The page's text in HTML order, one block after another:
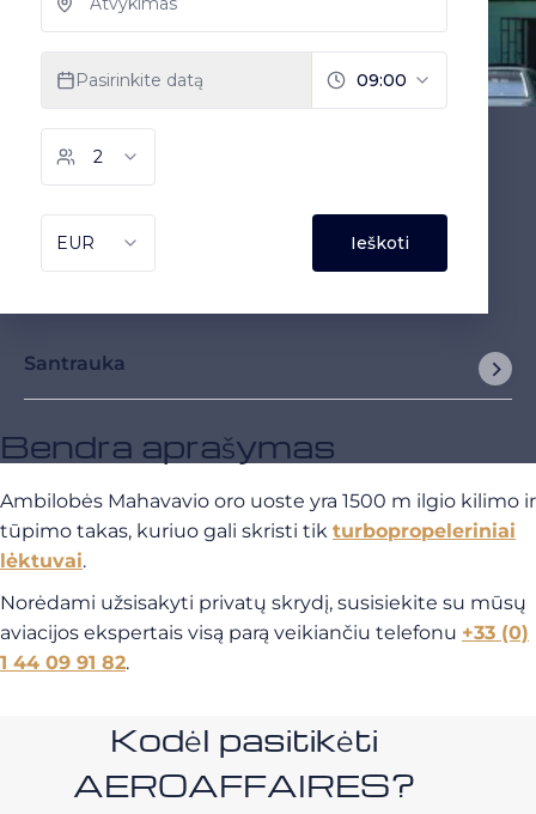
Santrauka
Bendra aprašymas
Ambilobės Mahavavio oro uoste yra 1500 m ilgio kilimo ir
tūpimo takas, kuriuo gali skristi tik turbopropeleriniai
lėktuvai.
Norėdami užsisakyti privatų skrydį, susisiekite su mūsų
aviacijos ekspertais visą parą veikiančiu telefonu +33 (0)
1 44 09 91 82.
Kodėl pasitikėti
AEROAFFAIRES?